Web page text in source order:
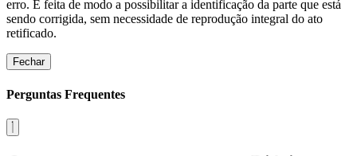
erro. É feita de modo a possibilitar a identificação da parte que está
sendo corrigida, sem necessidade de reprodução integral do ato
retificado.
Fechar
Perguntas Frequentes